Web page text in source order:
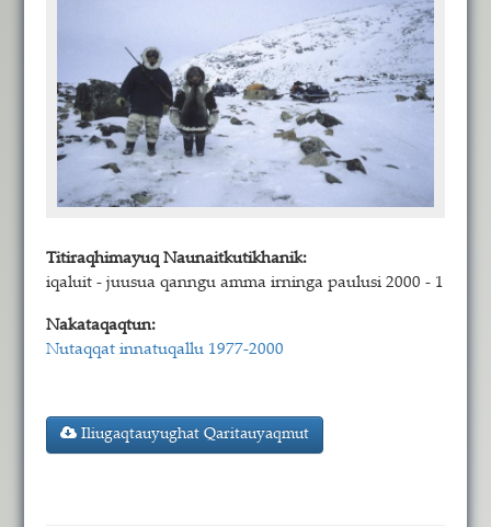
Titiraqhimayuq Naunaitkutikhanik:
iqaluit - juusua qanngu amma irninga paulusi 2000 - 1
Nakataqaqtun:
Nutaqqat innatuqallu 1977-2000
Iliugaqtauyughat Qaritauyaqmut